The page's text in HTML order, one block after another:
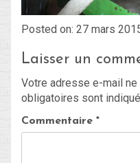
Posted on: 27 mars
Laisser un
Votre adresse e-mail
obligatoires sont
Commentaire *